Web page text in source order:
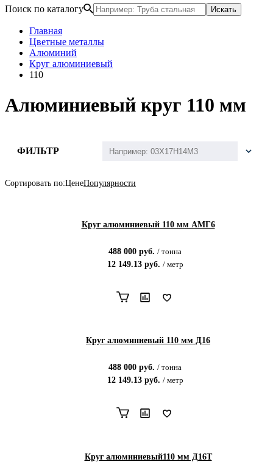
Поиск по каталогу Искать
Главная
Цветные металлы
Алюминий
Круг алюминиевый
110
Алюминиевый круг 110 мм
ФИЛЬТР
Сортировать по:ЦенеПопулярности
Круг алюминиевый 110 мм АМГ6
488 000 руб. / тонна
12 149.13руб. / метр
Круг алюминиевый 110 мм Д16
488 000 руб. / тонна
12 149.13руб. / метр
Круг алюминиевый110 мм Д16Т